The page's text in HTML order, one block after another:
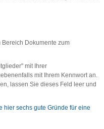
Dokumente zum
mit Ihrer
mit Ihrem Kennwort an.
lassen Sie dieses Feld leer und
hier sechs gute Gründe für eine